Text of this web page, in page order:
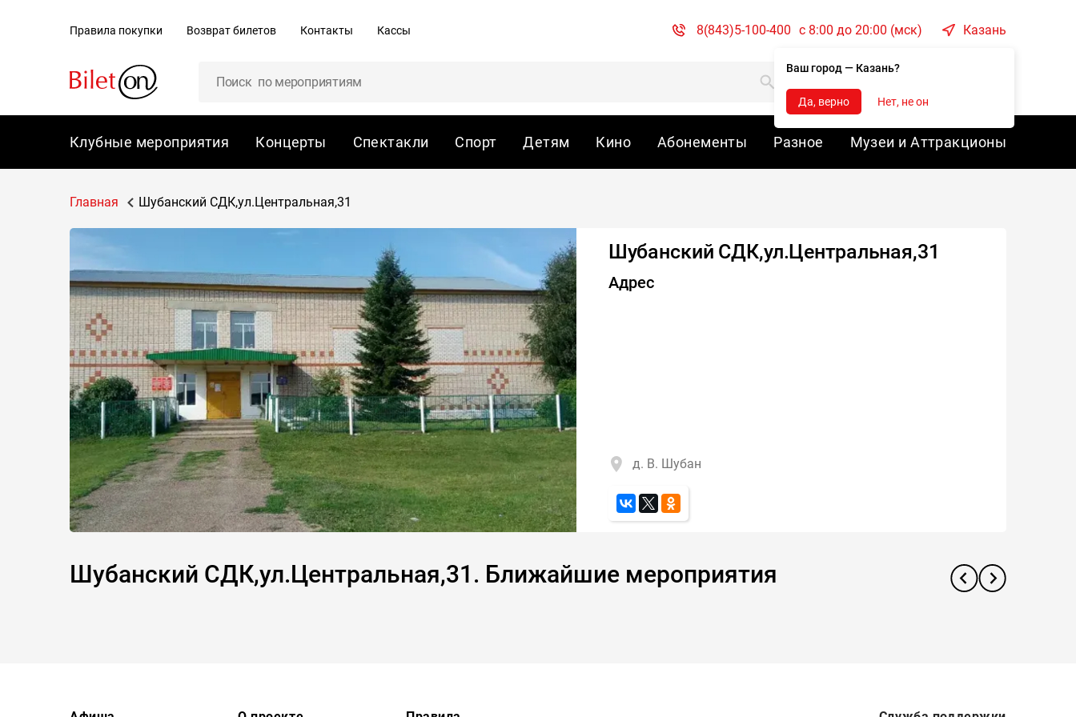
Правила покупки Возврат билетов Контакты Кассы 8(843)5-100-400 c 8:00 до 20:00 (мск) Казань
Ваш город — Казань?
Да, верно Нет, не он
Клубные мероприятия Концерты Спектакли Спорт Детям Кино Абонементы Разное Музеи и Аттракционы
Главная Шубанский СДК,ул.Центральная,31
Шубанский СДК,ул.Центральная,31
Адрес
д. В. Шубан
Шубанский СДК,ул.Центральная,31. Ближайшие мероприятия